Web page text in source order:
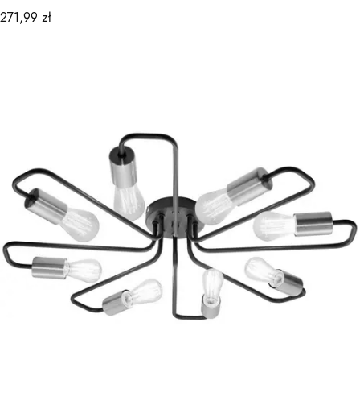
Cena
271,99 zł